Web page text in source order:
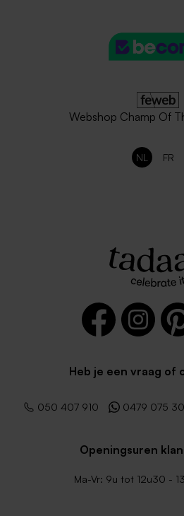
Webshop Champ Of
NL FR
Heb je een vraag of
050 407 910 0479 075
Openingsuren
Ma-Vr: 9u tot 12u30 -